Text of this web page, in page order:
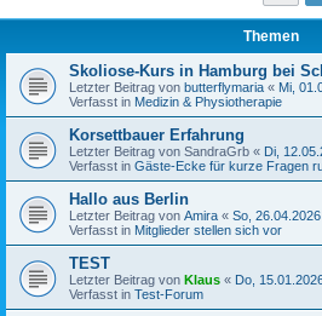
Themen
Skoliose-Kurs in Hamburg bei
Letzter Beitrag von butterflymaria « Mi,
Verfasst in Medizin & Physiotherapie
Korsettbauer Erfahrung
Letzter Beitrag von SandraGrb « Di,
Verfasst in Gäste-Ecke für kurze Fragen
Hallo aus Berlin
Letzter Beitrag von Amira « So,
Verfasst in Mitglieder stellen sich vor
TEST
Letzter Beitrag von Klaus « Do,
Verfasst in Test-Forum